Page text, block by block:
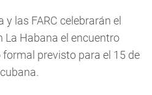
las FARC celebrarán el
La Habana el encuentro
previsto para el 15 de